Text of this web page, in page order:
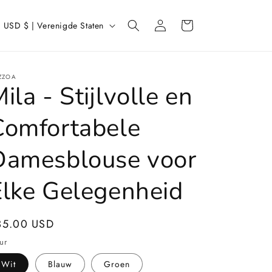
USD $ | Verenigde Staten InloggenWinkelwagen
- Stijlvolle en
voor
Gelegenheid
USD
Wit Blauw Groen